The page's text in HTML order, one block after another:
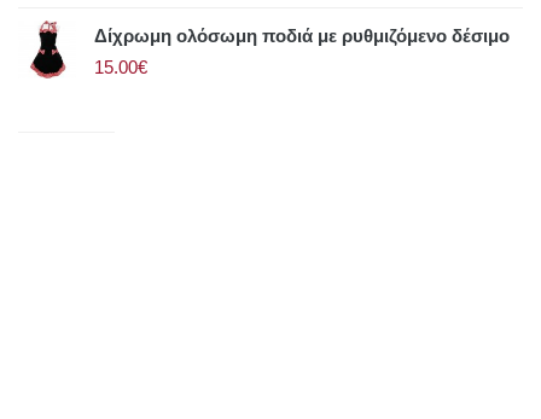
Δίχρωμη ολόσωμη ποδιά με ρυθμιζόμενο δέσιμο
15.00€